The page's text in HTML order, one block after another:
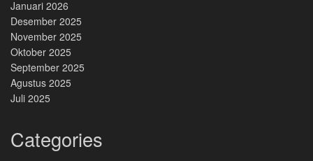
Januari 2026
Desember 2025
November 2025
Oktober 2025
September 2025
Agustus 2025
Juli 2025
Categories